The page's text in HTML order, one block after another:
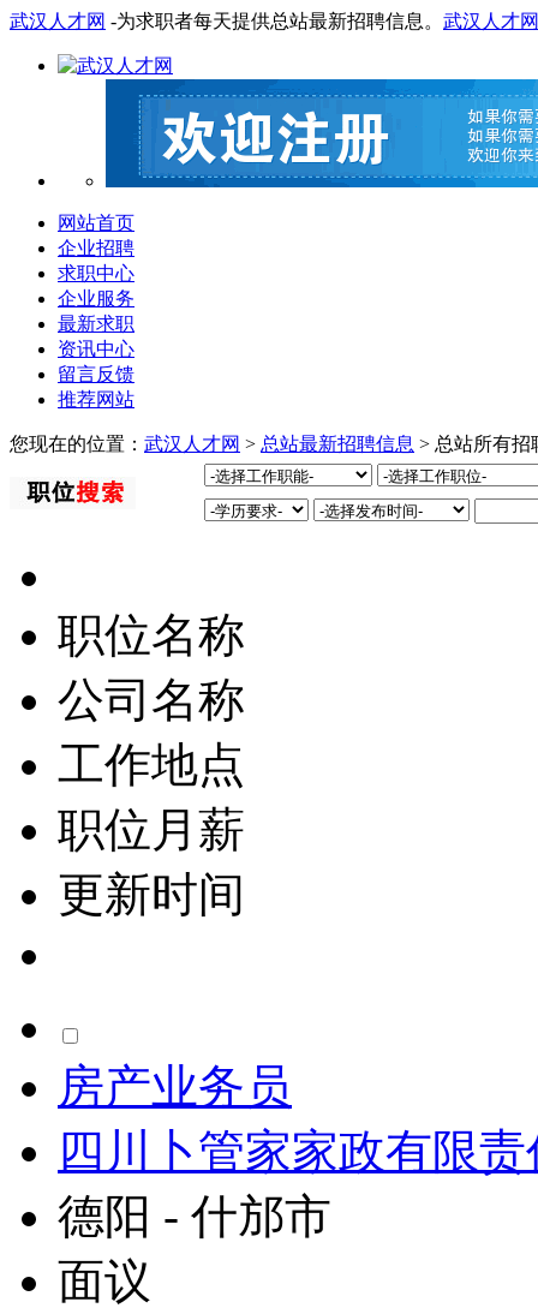
武汉人才网 -为求职者每天提供总站最新招聘信息。 武汉人才网
网站首页
企业招聘
求职中心
企业服务
最新求职
资讯中心
留言反馈
推荐网站
您现在的位置： 武汉人才网 > 总站最新招聘信息 > 总站所有招
职位名称
公司名称
工作地点
职位月薪
更新时间
房产业务员
四川卜管家家政有限
德阳 - 什邡市
面议